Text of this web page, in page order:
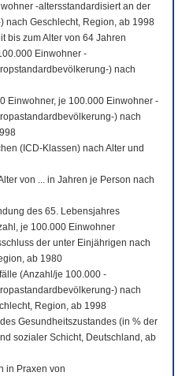
-altersstandardisiert an der
nach Geschlecht, Region, ab 1998
bis zum Alter von 64 Jahren
Einwohner -
) nach
Einwohner, je 100.000 Einwohner -
) nach
(ICD-Klassen) nach Alter und
von ... in Jahren je Person nach
des 65. Lebensjahres
je 100.000 Einwohner
der unter Einjährigen nach
ab 1980
(Anzahl/je 100.000 -
) nach
Region, ab 1998
Gesundheitszustandes (in % der
sozialer Schicht, Deutschland, ab
in Praxen von